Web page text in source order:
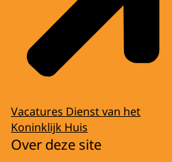
Vacatures Dienst van het
Koninklijk Huis
Over deze site